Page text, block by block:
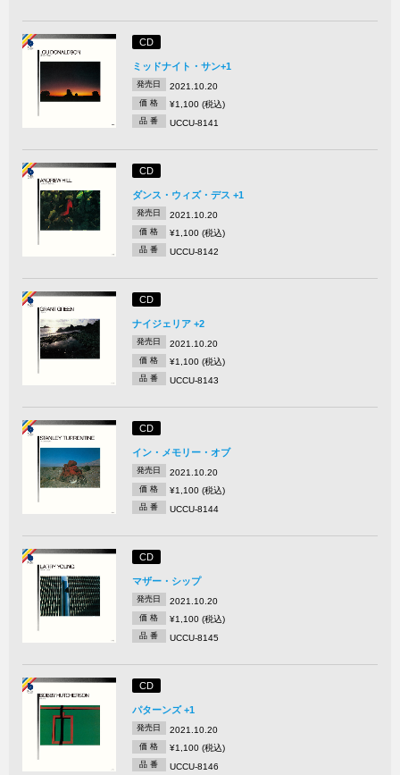
CD
ミッドナイト・サン+1
発売日 2021.10.20
価 格 ¥1,100 (税込)
品 番 UCCU-8141
CD
ダンス・ウィズ・デス +1
発売日 2021.10.20
価 格 ¥1,100 (税込)
品 番 UCCU-8142
CD
ナイジェリア +2
発売日 2021.10.20
価 格 ¥1,100 (税込)
品 番 UCCU-8143
CD
イン・メモリー・オブ
発売日 2021.10.20
価 格 ¥1,100 (税込)
品 番 UCCU-8144
CD
マザー・シップ
発売日 2021.10.20
価 格 ¥1,100 (税込)
品 番 UCCU-8145
CD
パターンズ +1
発売日 2021.10.20
価 格 ¥1,100 (税込)
品 番 UCCU-8146